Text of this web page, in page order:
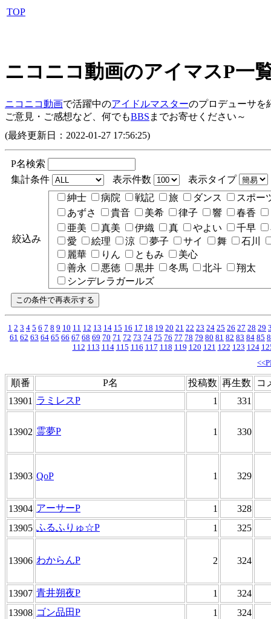
TOP
ニコニコ動画のアイマスP一
ニコニコ動画で活躍中のアイドルマスターのプロデューサを
ご意見・ご感想など、何でもBBS までお寄せください～
(最終更新日：2022-01-27 17:56:25)
P名検索
集計条件
表示件数 表示タイプ
絞込み
紳士 病院 戦記 旅 ダンス
スポー
あずさ
貴音 美希 律子 響 春香
亜美
真美 伊織 真 やよい 千早
愛
絵理 涼 夢子 サイ 舞
石川
麗華
りん ともみ
美心
善永
悪徳 黒井 冬馬 北斗
翔太
シンデレラガールズ
1 2 3 4 5 6 7 8 9 10 11 12 13 14 15 16 17 18 19 20 21 22 23 24 25 26 27 28 29
61 62 63 64 65 66 67 68 69 70 71 72 73 74 75 76 77 78 79 80 81 82 83 84 85
112 113 114 115 116 117 118 119 120 121 122 123 124
順番 P名 投稿数 再生数
コ
13901 ラミレスP 1 331
13902 霊夢P 1 330
13903 QoP 1 329
13904 アーサーP 1
328
13905 ふるふりゅ☆P 1 325
13906 わからんP 2 324
13907 青井朔夜P 1
324
13908 ゴン品田P 1 324